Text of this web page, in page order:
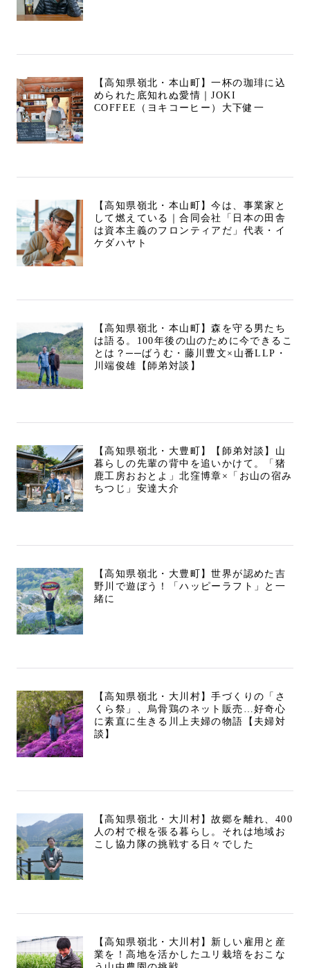
【高知県嶺北・本山町】一杯の珈琲に込
められた底知れぬ愛情｜JOKI
COFFEE（ヨキコーヒー）大下健一
【高知県嶺北・本山町】今は、事業家と
して燃えている｜合同会社「日本の田舎
は資本主義のフロンティアだ」代表・イ
ケダハヤト
【高知県嶺北・本山町】森を守る男たち
は語る。100年後の山のために今できるこ
とは？──ばうむ・藤川豊文×山番LLP・
川端俊雄【師弟対談】
【高知県嶺北・大豊町】【師弟対談】山
暮らしの先輩の背中を追いかけて。「猪
鹿工房おおとよ」北窪博章×「お山の宿み
ちつじ」安達大介
【高知県嶺北・大豊町】世界が認めた吉
野川で遊ぼう！「ハッピーラフト」と一
緒に
【高知県嶺北・大川村】手づくりの「さ
くら祭」、烏骨鶏のネット販売…好奇心
に素直に生きる川上夫婦の物語【夫婦対
談】
【高知県嶺北・大川村】故郷を離れ、400
人の村で根を張る暮らし。それは地域お
こし協力隊の挑戦する日々でした
【高知県嶺北・大川村】新しい雇用と産
業を！高地を活かしたユリ栽培をおこな